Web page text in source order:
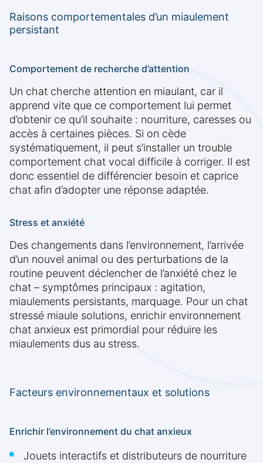
Raisons comportementales d’un miaulement
persistant
Comportement de recherche d’attention
Un chat cherche attention en miaulant, car il
apprend vite que ce comportement lui permet
d’obtenir ce qu’il souhaite : nourriture, caresses ou
accès à certaines pièces. Si on cède
systématiquement, il peut s’installer un trouble
comportement chat vocal difficile à corriger. Il est
donc essentiel de différencier besoin et caprice
chat afin d’adopter une réponse adaptée.
Stress et anxiété
Des changements dans l’environnement, l’arrivée
d’un nouvel animal ou des perturbations de la
routine peuvent déclencher de l’anxiété chez le
chat – symptômes principaux : agitation,
miaulements persistants, marquage. Pour un chat
stressé miaule solutions, enrichir environnement
chat anxieux est primordial pour réduire les
miaulements dus au stress.
Facteurs environnementaux et solutions
Enrichir l’environnement du chat anxieux
Jouets interactifs et distributeurs de nourriture